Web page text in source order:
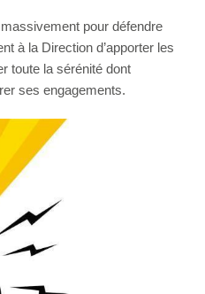
pour défendre
à la Direction d’apporter les
toute la sérénité dont
ses engagements.